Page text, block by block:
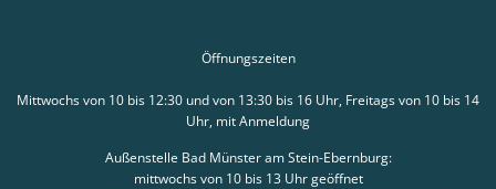
Öffnungszeiten
Mittwochs von 10 bis 12:30 und von 13:30 bis 16 Uhr, Freitags von 10 bis 14
Uhr, mit Anmeldung
Außenstelle Bad Münster am Stein-Ebernburg:
mittwochs von 10 bis 13 Uhr geöffnet